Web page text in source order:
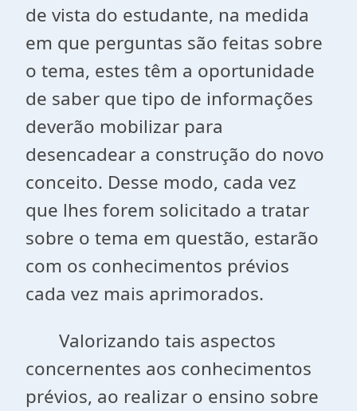
de vista do estudante, na medida
em que perguntas são feitas sobre
o tema, estes têm a oportunidade
de saber que tipo de informações
deverão mobilizar para
desencadear a construção do novo
conceito. Desse modo, cada vez
que lhes forem solicitado a tratar
sobre o tema em questão, estarão
com os conhecimentos prévios
cada vez mais aprimorados.
Valorizando tais aspectos
concernentes aos conhecimentos
prévios, ao realizar o ensino sobre